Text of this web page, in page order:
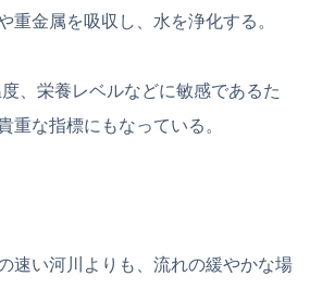
重金属を吸収し、水を浄化する。
、栄養レベルなどに敏感であるた
重な指標にもなっている。
速い河川よりも、流れの緩やかな場